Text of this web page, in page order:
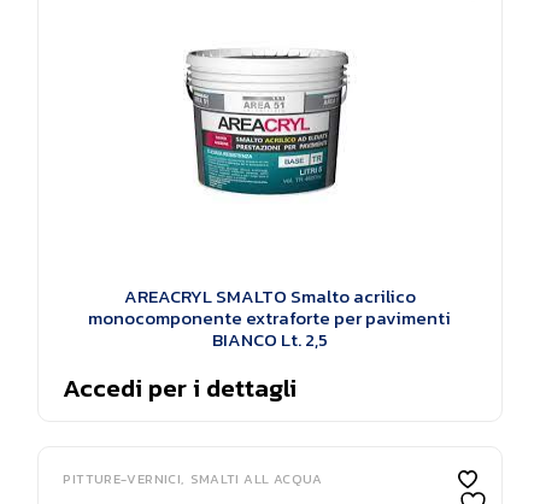
AREACRYL SMALTO Smalto acrilico
monocomponente extraforte per pavimenti
BIANCO Lt. 2,5
Accedi per i dettagli
PITTURE-VERNICI SMALTI ALL ACQUA